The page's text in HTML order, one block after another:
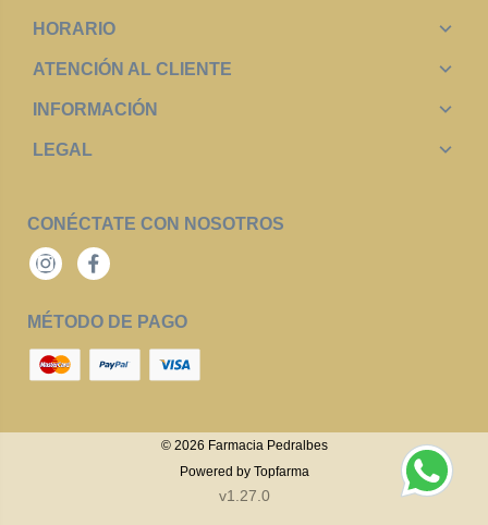
HORARIO
ATENCIÓN AL CLIENTE
INFORMACIÓN
LEGAL
CONÉCTATE CON NOSOTROS
InstagramFacebook
MÉTODO DE PAGO
© 2026 Farmacia Pedralbes
Powered by Topfarma
v1.27.0